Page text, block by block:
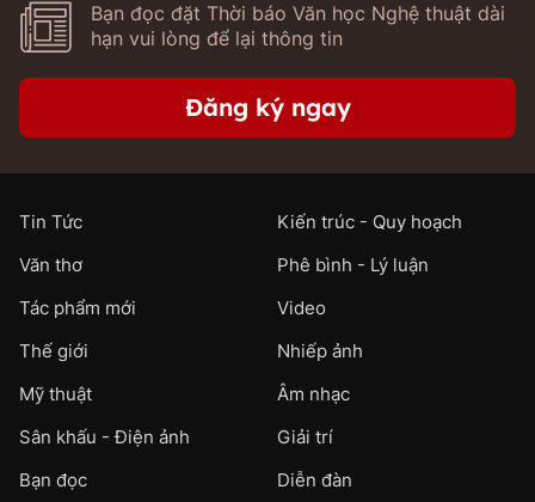
Bạn đọc đặt Thời báo Văn học Nghệ thuật dài
hạn vui lòng để lại thông tin
Đăng ký ngay
Tin Tức
Kiến trúc - Quy hoạch
Văn thơ
Phê bình - Lý luận
Tác phẩm mới
Video
Thế giới
Nhiếp ảnh
Mỹ thuật
Âm nhạc
Sân khấu - Điện ảnh
Giải trí
Bạn đọc
Diễn đàn